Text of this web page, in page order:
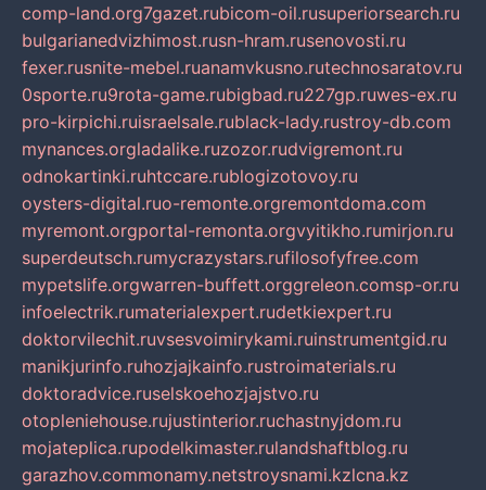
comp-land.org7gazet.rubicom-oil.rusuperiorsearch.ru
bulgarianedvizhimost.rusn-hram.rusenovosti.ru
fexer.rusnite-mebel.ruanamvkusno.rutechnosaratov.ru
0sporte.ru9rota-game.rubigbad.ru227gp.ruwes-ex.ru
pro-kirpichi.ruisraelsale.rublack-lady.rustroy-db.com
mynances.orgladalike.ruzozor.rudvigremont.ru
odnokartinki.ruhtccare.rublogizotovoy.ru
oysters-digital.ruo-remonte.orgremontdoma.com
myremont.orgportal-remonta.orgvyitikho.rumirjon.ru
superdeutsch.rumycrazystars.rufilosofyfree.com
mypetslife.orgwarren-buffett.orggreleon.comsp-or.ru
infoelectrik.rumaterialexpert.rudetkiexpert.ru
doktorvilechit.ruvsesvoimirykami.ruinstrumentgid.ru
manikjurinfo.ruhozjajkainfo.rustroimaterials.ru
doktoradvice.ruselskoehozjajstvo.ru
otopleniehouse.rujustinterior.ruchastnyjdom.ru
mojateplica.rupodelkimaster.rulandshaftblog.ru
garazhov.commonamy.netstroysnami.kzlcna.kz